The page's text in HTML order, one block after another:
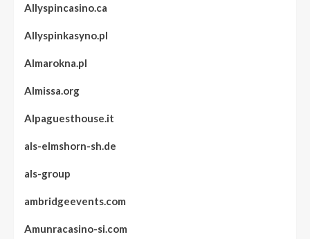
Allyspincasino.ca
Allyspinkasyno.pl
Almarokna.pl
Almissa.org
Alpaguesthouse.it
als-elmshorn-sh.de
als-group
ambridgeevents.com
Amunracasino-si.com